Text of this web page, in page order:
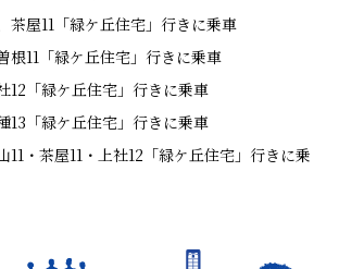
茶屋11「緑ケ丘住宅」行きに乗車
根11「緑ケ丘住宅」行きに乗車
12「緑ケ丘住宅」行きに乗車
13「緑ケ丘住宅」行きに乗車
11・茶屋11・上社12「緑ケ丘住宅」行きに乗